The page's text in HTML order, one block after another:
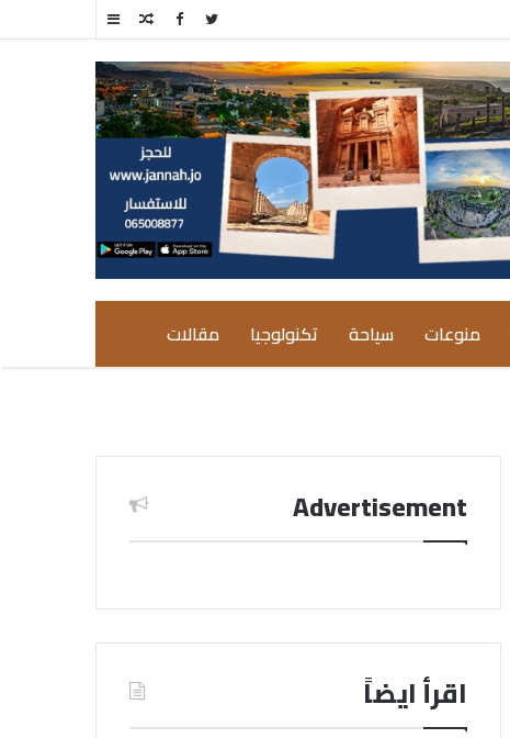
إضافة
جانبي
مقال
منوعات سياحة تكنولوجيا مقالات
Advertisement
اقرأ ايضاً